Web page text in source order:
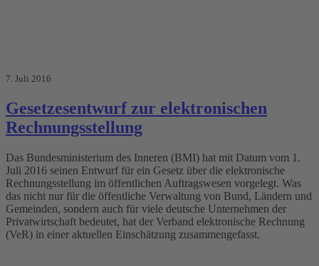
7. Juli 2016
Gesetzesentwurf zur elektronischen
Rechnungsstellung
Das Bundesministerium des Inneren (BMI) hat mit Datum vom 1.
Juli 2016 seinen Entwurf für ein Gesetz über die elektronische
Rechnungsstellung im öffentlichen Auftragswesen vorgelegt. Was
das nicht nur für die öffentliche Verwaltung von Bund, Ländern und
Gemeinden, sondern auch für viele deutsche Unternehmen der
Privatwirtschaft bedeutet, hat der Verband elektronische Rechnung
(VeR) in einer aktuellen Einschätzung zusammengefasst.